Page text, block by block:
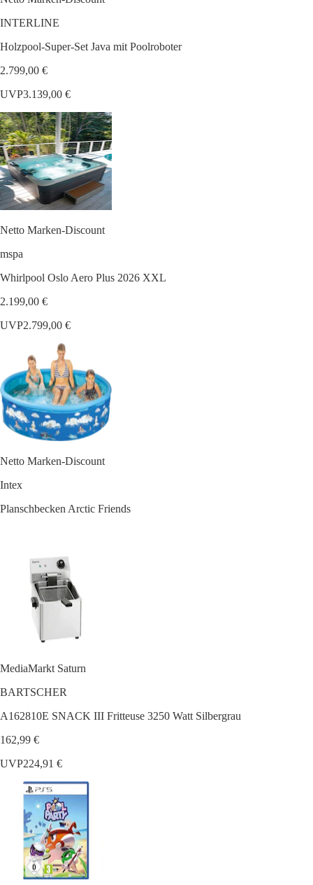
INTERLINE
Holzpool-Super-Set Java mit Poolroboter
2.799,00 €
UVP3.139,00 €
Netto Marken-Discount
mspa
Whirlpool Oslo Aero Plus 2026 XXL
2.199,00 €
UVP2.799,00 €
Netto Marken-Discount
Intex
Planschbecken Arctic Friends
MediaMarkt Saturn
BARTSCHER
A162810E SNACK III Fritteuse 3250 Watt Silbergrau
162,99 €
UVP224,91 €